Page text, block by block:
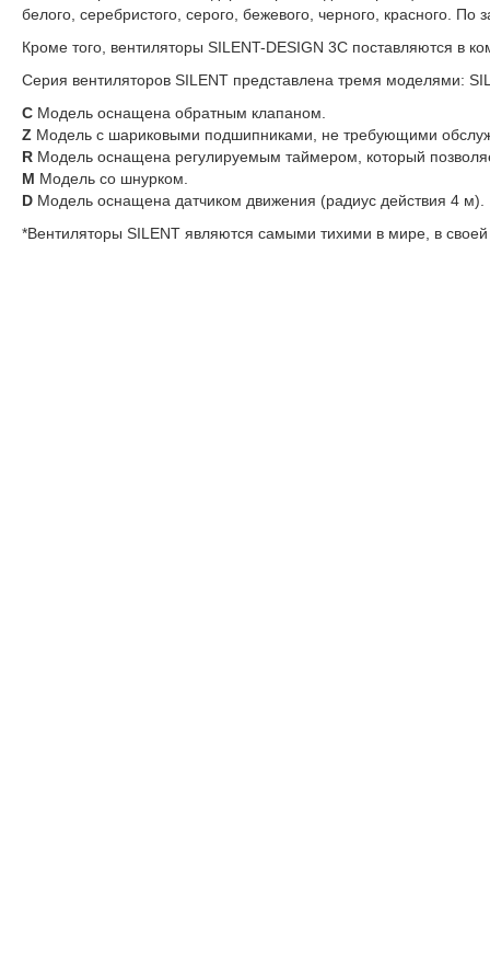
белого, серебристого, серого, бежевого, черного, красного.
Кроме того, вентиляторы SILENT-DESIGN 3C поставляются в
Серия вентиляторов SILENT представлена тремя моделями:
C Модель оснащена обратным клапаном.
Z Модель с шариковыми подшипниками, не требующими
R Модель оснащена регулируемым таймером, который
M Модель со шнурком.
D Модель оснащена датчиком движения (радиус действия 4 м).
*Вентиляторы SILENT являются самыми тихими в мире, в своей